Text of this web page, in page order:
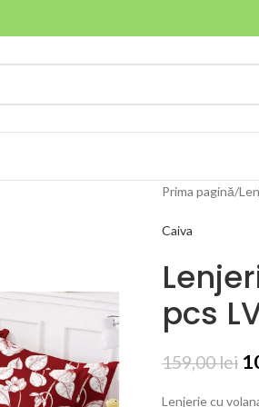
Prima pagină
Caiva
pcs
159,00lei
Lenjerie cu